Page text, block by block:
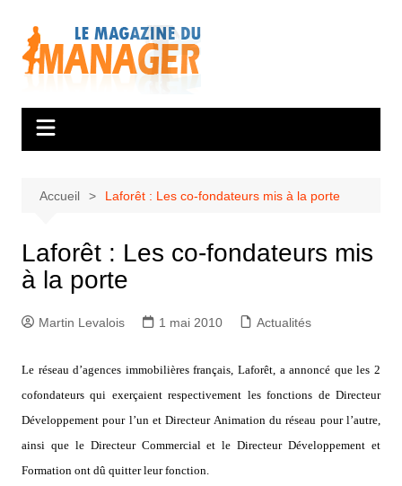
contenu
Accueil Laforêt : Les co-fondateurs mis à la porte
Laforêt : Les co-fondateurs mis
à la porte
Martin Levalois 1 mai 2010 Actualités
Le réseau d’agences immobilières français, Laforêt, a annoncé que les 2
cofondateurs qui exerçaient respectivement les fonctions de Directeur
Développement pour l’un et Directeur Animation du réseau pour l’autre,
ainsi que le Directeur Commercial et le Directeur Développement et
Formation ont dû quitter leur fonction.